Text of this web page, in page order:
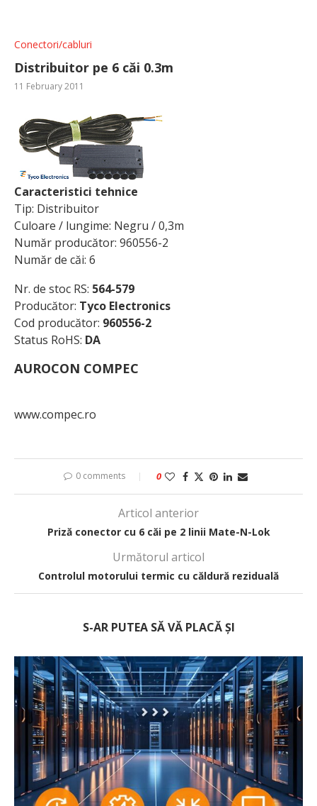
Conectori/cabluri
Distribuitor pe 6 căi 0.3m
11 February 2011
Caracteristici tehnice
Tip: Distribuitor
Culoare / lungime: Negru / 0,3m
Număr producător: 960556-2
Număr de căi: 6
Nr. de stoc RS: 564-579
Producător: Tyco Electronics
Cod producător: 960556-2
Status RoHS: DA
AUROCON COMPEC
www.compec.ro
0 comments 0
Articol anterior
Priză conector cu 6 căi pe 2 linii Mate-N-Lok
Următorul articol
Controlul motorului termic cu căldură reziduală
S-AR PUTEA SĂ VĂ PLACĂ ȘI